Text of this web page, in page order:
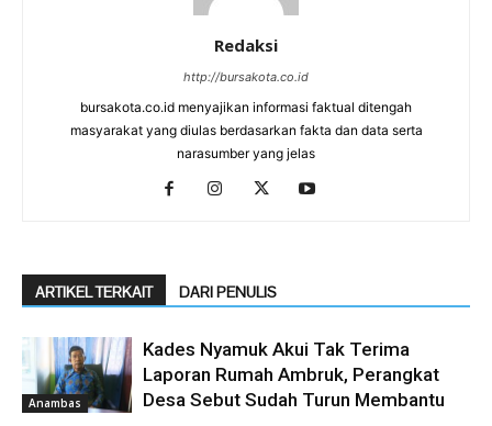
Redaksi
http://bursakota.co.id
bursakota.co.id menyajikan informasi faktual ditengah
masyarakat yang diulas berdasarkan fakta dan data serta
narasumber yang jelas
ARTIKEL TERKAIT DARI PENULIS
Anambas
Kades Nyamuk Akui Tak Terima
Laporan Rumah Ambruk, Perangkat
Desa Sebut Sudah Turun Membantu